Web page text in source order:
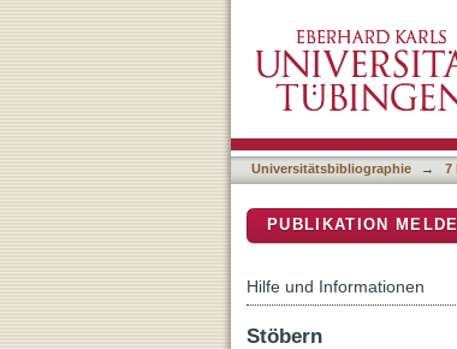
Universitätsbibliographie → 7
PUBLIKATION
Hilfe und Informationen
Stöbern